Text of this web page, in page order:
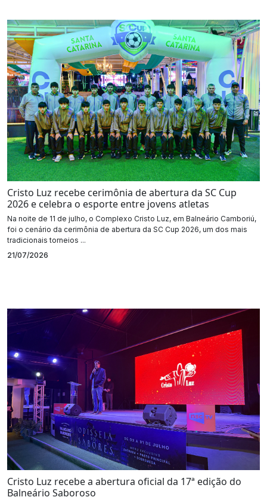
Cristo Luz recebe cerimônia de abertura da SC Cup
2026 e celebra o esporte entre jovens atletas
Na noite de 11 de julho, o Complexo Cristo Luz, em Balneário Camboriú,
foi o cenário da cerimônia de abertura da SC Cup 2026, um dos mais
tradicionais torneios ...
21/07/2026
Cristo Luz recebe a abertura oficial da 17ª edição do
Balneário Saboroso